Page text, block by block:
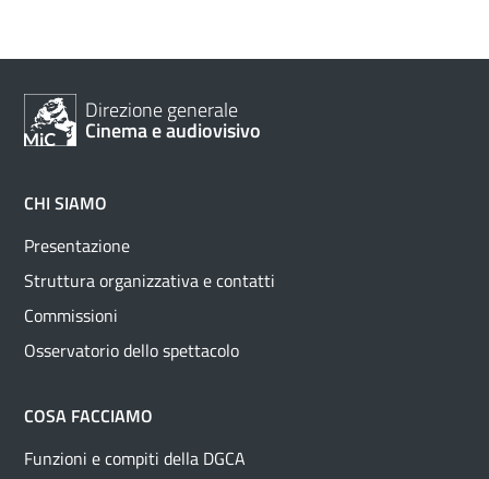
Direzione generale
Cinema e audiovisivo
CHI SIAMO
Presentazione
Struttura organizzativa e contatti
Commissioni
Osservatorio dello spettacolo
COSA FACCIAMO
Funzioni e compiti della DGCA